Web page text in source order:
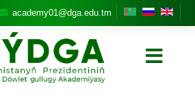
academy01@dga.edu.tm